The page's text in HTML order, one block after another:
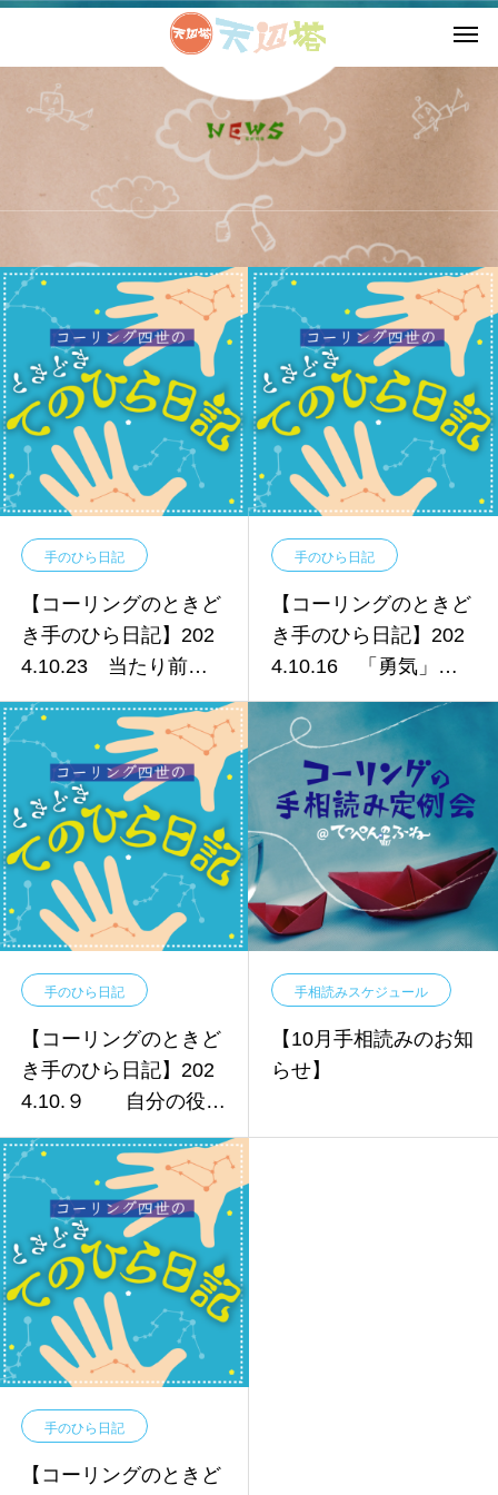
2024年 10月の記事一覧
手のひら日記
【コーリングのときど
き手のひら日記】202
4.10.23 当たり前の
ことなんてないと思い
ます。
手のひら日記
【コーリングのときど
き手のひら日記】202
4.10.16 「勇気」は
誰の中にもある！
手のひら日記
【コーリングのときど
き手のひら日記】202
4.10.９ 自分の役割
を知るということ
手相読みスケジュール
【10月手相読みのお知
らせ】
手のひら日記
【コーリングのときど